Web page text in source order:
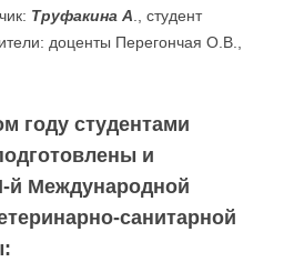
Труфакина А ., студент
доценты Перегончая О.В.,
году студентами
и
й Международной
санитарной